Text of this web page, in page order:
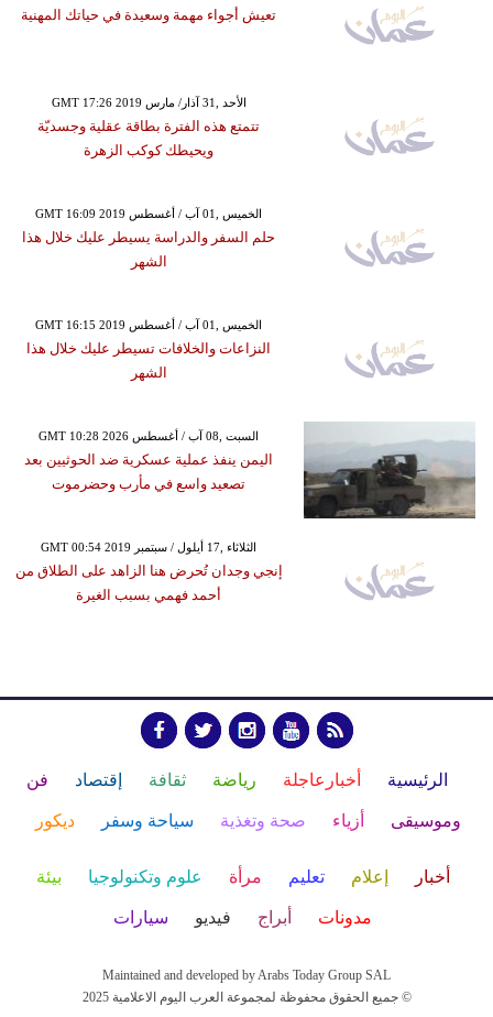
تعيش أجواء مهمة وسعيدة في حياتك المهنية
GMT 17:26 2019 الأحد ,31 آذار/ مارس
تتمتع هذه الفترة بطاقة عقلية وجسديّة
ويحيطك كوكب الزهرة
GMT 16:09 2019 الخميس ,01 آب / أغسطس
حلم السفر والدراسة يسيطر عليك خلال هذا
الشهر
GMT 16:15 2019 الخميس ,01 آب / أغسطس
النزاعات والخلافات تسيطر عليك خلال هذا
الشهر
GMT 10:28 2026 السبت ,08 آب / أغسطس
اليمن ينفذ عملية عسكرية ضد الحوثيين بعد
تصعيد واسع في مأرب وحضرموت
GMT 00:54 2019 الثلاثاء ,17 أيلول / سبتمبر
إنجي وجدان تُحرض هنا الزاهد على الطلاق من
أحمد فهمي بسبب الغيرة
الرئيسية أخبارعاجلة رياضة ثقافة إقتصاد فن
وموسيقى أزياء صحة وتغذية سياحة وسفر ديكور
أخبار إعلام تعليم مرأة علوم وتكنولوجيا بيئة
مدونات أبراج فيديو سيارات
Maintained and developed by Arabs Today Group SAL
جميع الحقوق محفوظة لمجموعة العرب اليوم الاعلامية 2025 ©